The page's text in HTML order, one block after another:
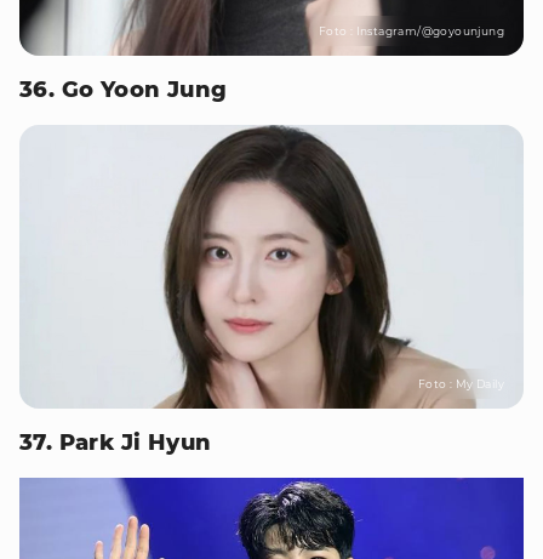
Foto : Instagram/@goyounjung
36. Go Yoon Jung
Foto : My Daily
37. Park Ji Hyun